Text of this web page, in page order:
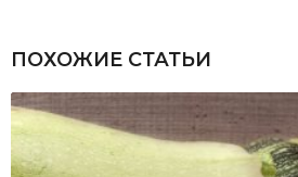
ПОХОЖИЕ СТАТЬИ